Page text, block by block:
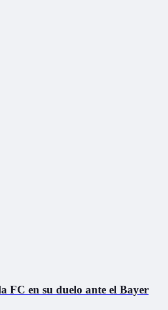
FC en su duelo ante el Bayer